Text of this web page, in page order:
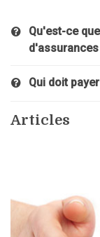
Qu'est-ce
d'assurances
Qui doit
Articles